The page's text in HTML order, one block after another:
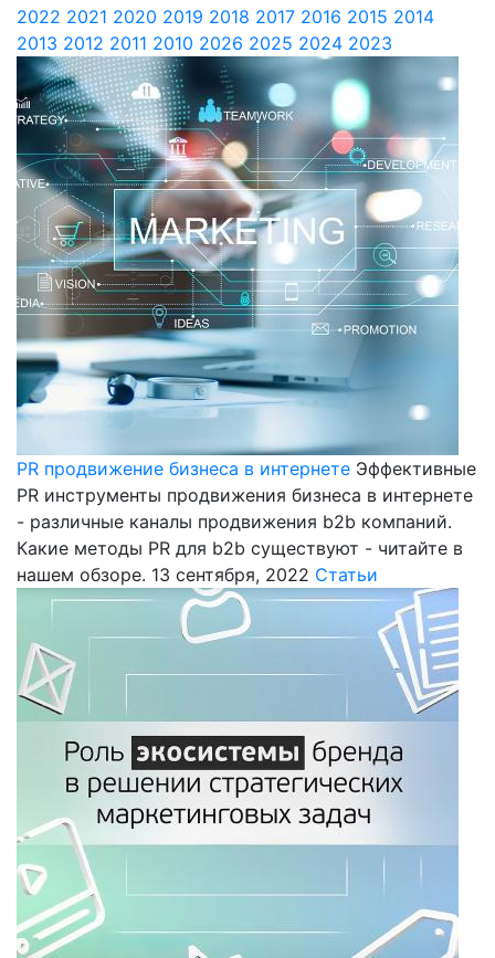
2022 2021 2020 2019 2018 2017 2016 2015 2014
2013 2012 2011 2010 2026 2025 2024 2023
PR продвижение бизнеса в интернете Эффективные
PR инструменты продвижения бизнеса в интернете
- различные каналы продвижения b2b компаний.
Какие методы PR для b2b существуют - читайте в
нашем обзоре. 13 сентября, 2022 Статьи